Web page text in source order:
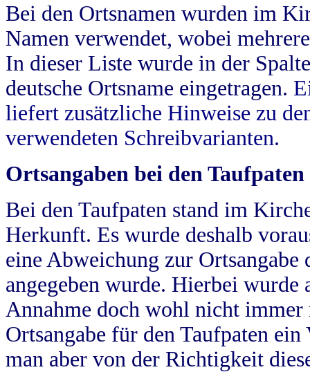
Bei den Ortsnamen wurden im
Namen verwendet, wobei
In dieser Liste wurde in der
deutsche Ortsname eingetragen.
liefert zusätzliche Hinweise zu
verwendeten Schreibvarianten.
Ortsangaben bei den Taufpaten
Bei den Taufpaten stand im
Herkunft. Es wurde deshalb
eine Abweichung zur
angegeben wurde. Hierbei wurde
Annahme doch wohl nicht
Ortsangabe für den Taufpaten
man aber von der Richtigkeit